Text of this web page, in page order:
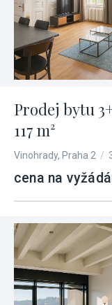
Prodej bytu
117 m²
Vinohrady, Praha 2 /
cena na